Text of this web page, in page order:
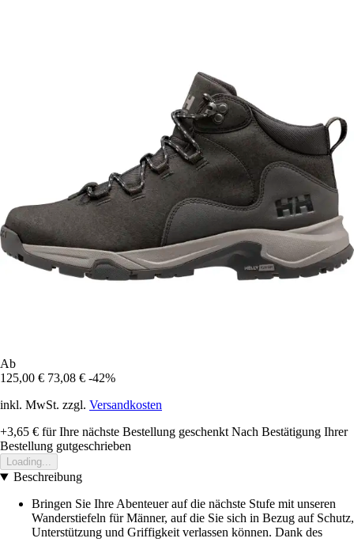
Ab
125,00 € 73,08 € -42%
inkl. MwSt. zzgl. Versandkosten
+3,65 € für Ihre nächste Bestellung geschenkt Nach Bestätigung Ihrer
Bestellung gutgeschrieben
Loading...
Beschreibung
Bringen Sie Ihre Abenteuer auf die nächste Stufe mit unseren
Wanderstiefeln für Männer, auf die Sie sich in Bezug auf Schutz,
Unterstützung und Griffigkeit verlassen können. Dank des